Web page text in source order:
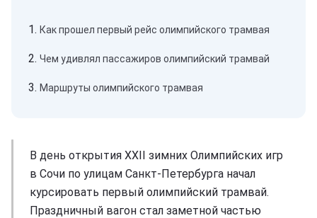
Как прошел первый рейс олимпийского трамвая
Чем удивлял пассажиров олимпийский трамвай
Маршруты олимпийского трамвая
В день открытия XXII зимних Олимпийских игр
в Сочи по улицам Санкт-Петербурга начал
курсировать первый олимпийский трамвай.
Праздничный вагон стал заметной частью